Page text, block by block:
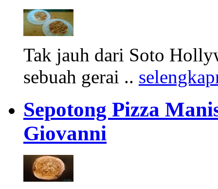
Tak jauh dari Soto
sebuah gerai ..
Sepotong Pizza
Giovanni